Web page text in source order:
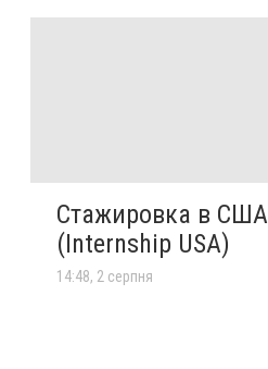
Стажировка в США
(Internship USA)
14:48, 2 серпня